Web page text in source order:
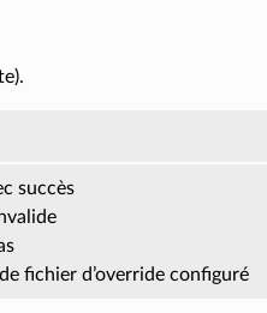
succès
fichier d’override configuré